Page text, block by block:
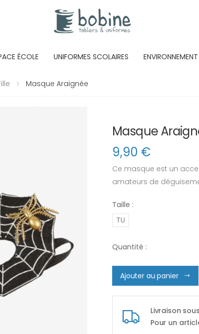
ÉCOLE UNIFORMES SCOLAIRES ENVIRONNEMENT
Masque Araignée
Masque
9,90 €
Ce masque est un
amateurs de
Taille :
TU
Quantité :
Ajouter au panier
Livraison
Pour un